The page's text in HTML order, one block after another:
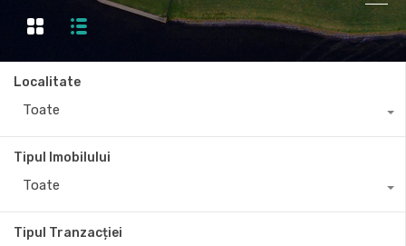
Localitate
Toate
Tipul Imobilului
Toate
Tipul Tranzacției